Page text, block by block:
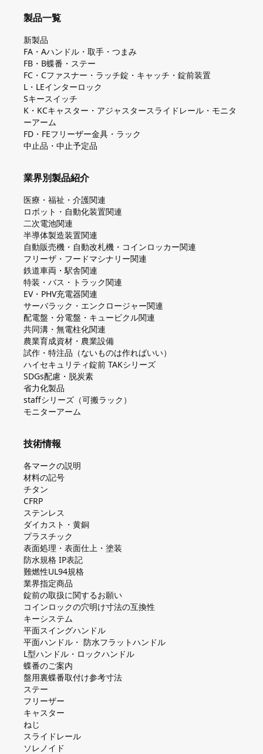
製品一覧
新製品
FA・Aハンドル・取手・つまみ
FB・B蝶番・ステー
FC・Cファスナー・ラッチ錠・キャッチ・錠前装置
L・LEインターロック
Sキースイッチ
K・KCキャスター・アジャスタースライドレール・モニタ
ーアーム
FD・FEフリーザー金具・ラック
中止品・中止予定品
業界別製品紹介
医療・福祉・介護関連
ロボット・自動化装置関連
二次電池関連
半導体製造装置関連
自動販売機・自動改札機・コインロッカー関連
フリーザ・フードマシナリー関連
鉄道車両・駅舎関連
特装・バス・トラック関連
EV・PHV充電器関連
サーバラック・エンクロージャー関連
配電盤・分電盤・キュービクル関連
共同溝・無電柱化関連
農業育成資材・農業設備
試作・特注品（ないものは作ればいい）
ハイセキュリティ錠前 TAKシリーズ
SDGs配慮・脱炭素
省力化製品
staffシリーズ（可搬ラック）
モニターアーム
技術情報
各マークの説明
材料の記号
チタン
CFRP
ステンレス
ダイカスト・⻩銅
プラスチック
表面処理・表面仕上・塗装
防⽔規格 IP表記
難燃性UL94規格
業界指定商品
錠前の取扱に関するお願い
コインロックの⽳明け⼨法の互換性
キーシステム
平⾯スイングハンドル
平⾯ハンドル・ 防⽔フラットハンドル
L型ハンドル・ロックハンドル
蝶番のご案内
盤⽤裏蝶番取付け参考⼨法
ステー
フリーザー
キャスター
ねじ
スライドレール
ソレノイド